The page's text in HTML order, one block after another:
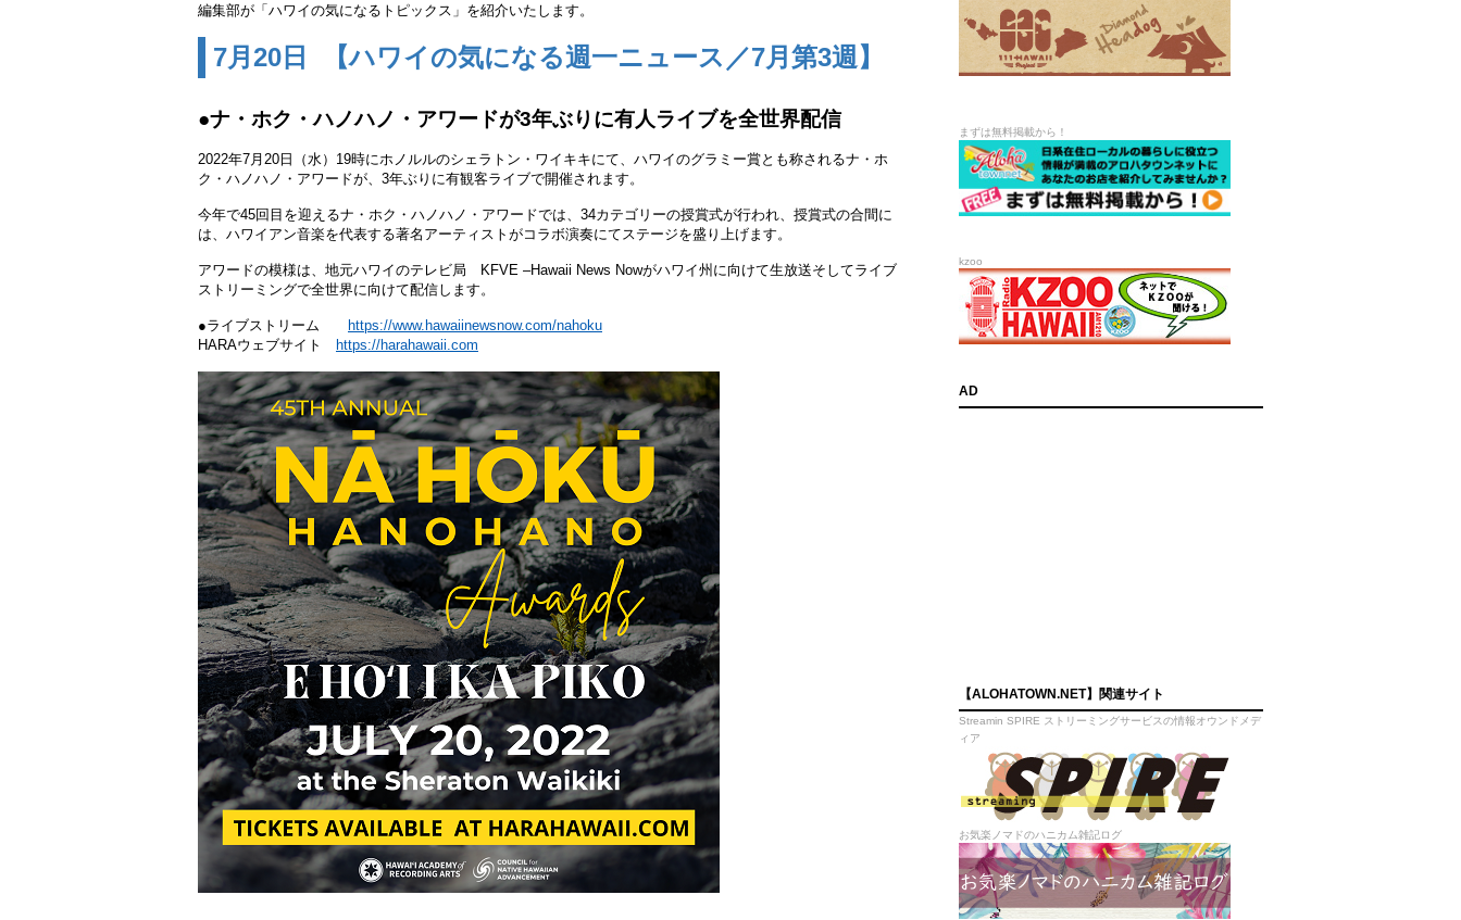
編集部が「ハワイの気になるトピックス」を紹介いたします。
7月20 日 【ハワイの気になる週一ニュース／7月第3週】
●ナ・ホク・ハノハノ・アワードが3年ぶりに有人ライブを全世界配信
2022年7月20日（水）19時にホノルルのシェラトン・ワイキキにて、ハワイのグラミー賞とも称されるナ・ホ
ク・ハノハノ・アワードが、3年ぶりに有観客ライブで開催されます。
今年で45回目を迎えるナ・ホク・ハノハノ・アワードでは、34カテゴリーの授賞式が行われ、授賞式の合間に
は、ハワイアン音楽を代表する著名アーティストがコラボ演奏にてステージを盛り上げます。
アワードの模様は、地元ハワイのテレビ局 KFVE –Hawaii News Nowがハワイ州に向けて生放送そしてライブ
ストリーミングで全世界に向けて配信します。
●ライブストリーム
https://www.hawaiinewsnow.com/nahoku
HARAウェブサイト
https://harahawaii.com
まずは無料掲載から！
kzoo
AD
【ALOHATOWN.NET】関連サイト
Streamin SPIRE ストリーミングサービスの情報オウンドメデ
ィア
お気楽ノマドのハニカム雑記ログ